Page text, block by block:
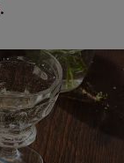
.